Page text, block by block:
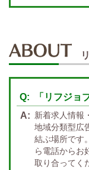
週１～OK
かけもちOK
週1日～OK
指名バック率高め
託児所紹介あり
資格者優遇
静岡
関西 エリア
九州・沖縄 エリア
大分 福岡 佐
中四国 エリア
岡山 鳥取 広
「リフジョ
新着求人情報
地域分類型広
結ぶ場所です
ら電話からお
取り合ってく